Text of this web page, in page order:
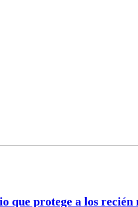
que protege a los recién